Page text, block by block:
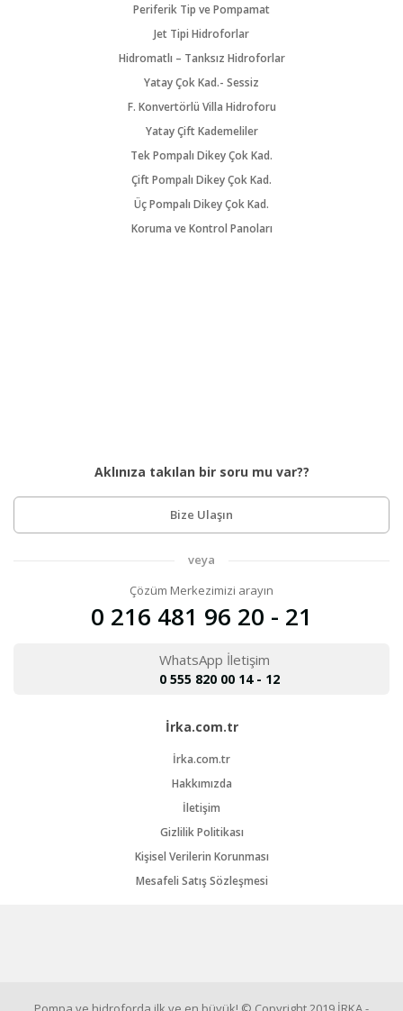
Periferik Tip ve Pompamat
Jet Tipi Hidroforlar
Hidromatlı – Tanksız Hidroforlar
Yatay Çok Kad.- Sessiz
F. Konvertörlü Villa Hidroforu
Yatay Çift Kademeliler
Tek Pompalı Dikey Çok Kad.
Çift Pompalı Dikey Çok Kad.
Üç Pompalı Dikey Çok Kad.
Koruma ve Kontrol Panoları
Aklınıza takılan bir soru mu var??
Bize Ulaşın
veya
Çözüm Merkezimizi arayın
0 216 481 96 20 - 21
WhatsApp İletişim
0 555 820 00 14 - 12
İrka.com.tr
İrka.com.tr
Hakkımızda
İletişim
Gizlilik Politikası
Kişisel Verilerin Korunması
Mesafeli Satış Sözleşmesi